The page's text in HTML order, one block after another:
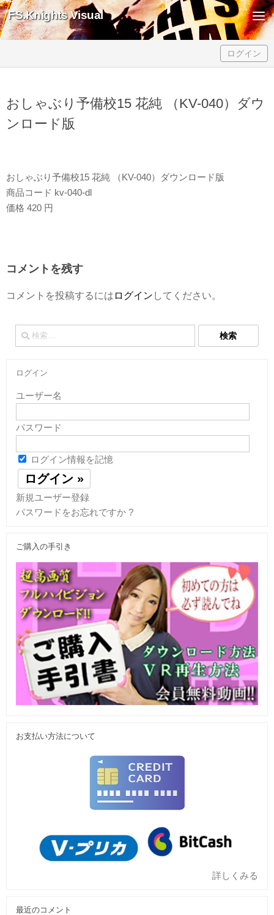
Skip to content
FS.Knights Visual
ログイン
おしゃぶり予備校15 花純 （KV-040）ダウ
ンロード版
おしゃぶり予備校15 花純 （KV-040）ダウンロード版
商品コード kv-040-dl
価格 420 円
コメントを残す
コメントを投稿するには ログイン してください。
検
索:
ログイン
ユーザー名
パスワード
ログイン情報を記憶
新規ユーザー登録
パスワードをお忘れですか ?
ご購入の手引き
お支払い方法について
詳しくみる
最近のコメント